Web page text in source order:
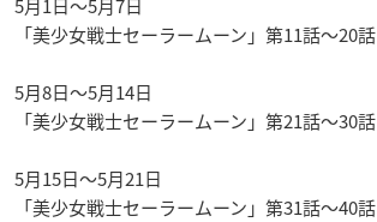
5月1日〜5月7日
「美少女戦士セーラームーン」第11話〜20話
5月8日〜5月14日
「美少女戦士セーラームーン」第21話〜30話
5月15日〜5月21日
「美少女戦士セーラームーン」第31話〜40話